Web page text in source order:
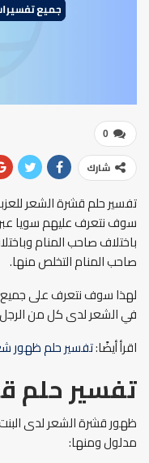
0
شارك
تفسير حلم قشرة الشعر
سوف نتعرف عليهم سويا
باختلاف صاحب المنام
صاحب المنام التخلص منها.
لهذا سوف نتعرف على جميع
في الشعر لدى كل من الرجل
اقرأ أيضًا:تفسير حلم ظهور
تفسير حلم
ظهور قشرة الشعر لدى البنت
مدلول ومنها: